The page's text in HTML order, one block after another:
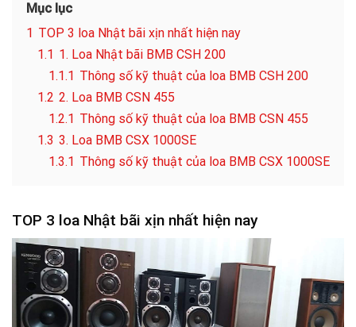
Mục lục
1 TOP 3 loa Nhật bãi xịn nhất hiện nay
1.1 1. Loa Nhật bãi BMB CSH 200
1.1.1 Thông số kỹ thuật của loa BMB CSH 200
1.2 2. Loa BMB CSN 455
1.2.1 Thông số kỹ thuật của loa BMB CSN 455
1.3 3. Loa BMB CSX 1000SE
1.3.1 Thông số kỹ thuật của loa BMB CSX 1000SE
TOP 3 loa Nhật bãi xịn nhất hiện nay